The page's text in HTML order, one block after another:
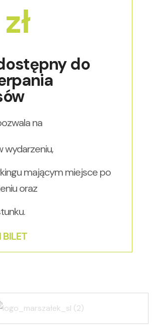
zł
do
na
wydarzeniu,
mającym miejsce po
oraz
BILET